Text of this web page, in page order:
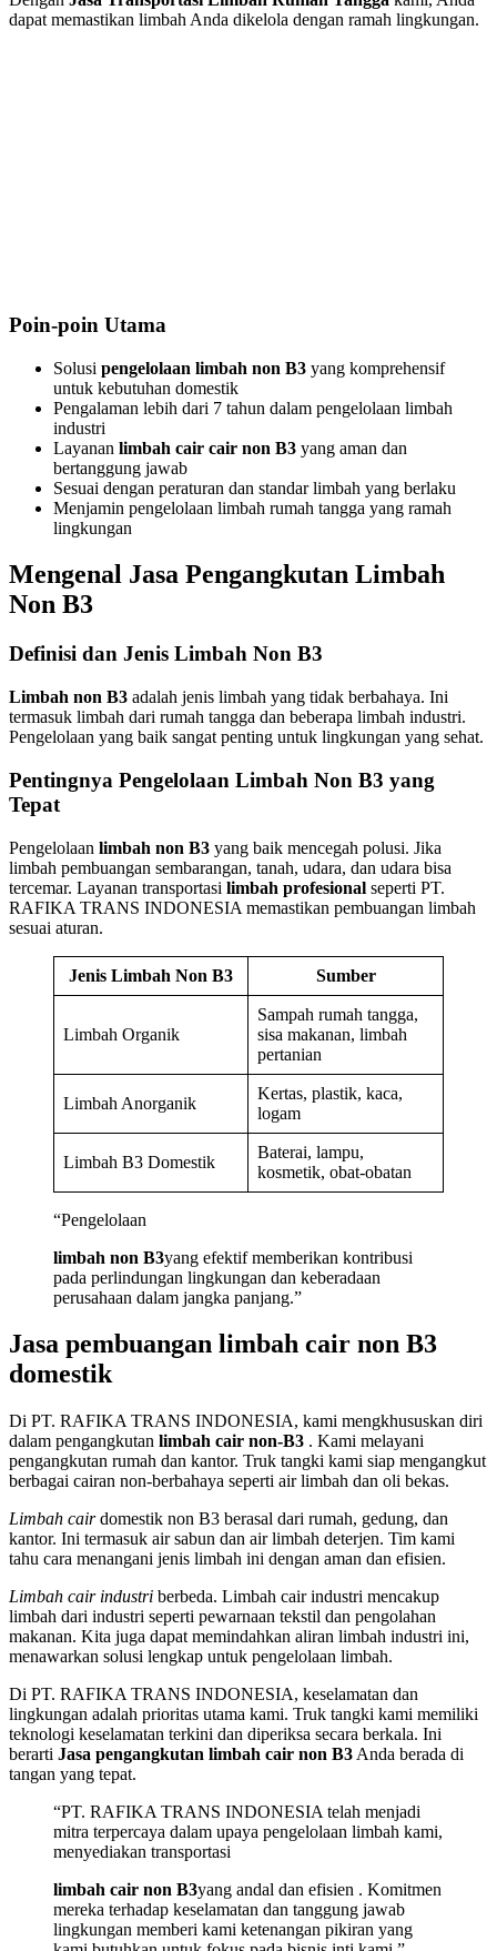
dapat memastikan limbah Anda dikelola dengan ramah lingkungan.
Poin-poin Utama
Solusi pengelolaan limbah non B3 yang komprehensif
untuk kebutuhan domestik
Pengalaman lebih dari 7 tahun dalam pengelolaan limbah
industri
Layanan limbah cair cair non B3 yang aman dan
bertanggung jawab
Sesuai dengan peraturan dan standar limbah yang berlaku
Menjamin pengelolaan limbah rumah tangga yang ramah
lingkungan
Mengenal Jasa Pengangkutan Limbah
Non B3
Definisi dan Jenis Limbah Non B3
Limbah non B3 adalah jenis limbah yang tidak berbahaya. Ini
termasuk limbah dari rumah tangga dan beberapa limbah industri.
Pengelolaan yang baik sangat penting untuk lingkungan yang sehat.
Pentingnya Pengelolaan Limbah Non B3 yang
Tepat
Pengelolaan limbah non B3 yang baik mencegah polusi. Jika
limbah pembuangan sembarangan, tanah, udara, dan udara bisa
tercemar. Layanan transportasi limbah profesional seperti PT.
RAFIKA TRANS INDONESIA memastikan pembuangan limbah
sesuai aturan.
Jenis Limbah Non B3 Sumber
Limbah Organik
Sampah rumah tangga,
sisa makanan, limbah
pertanian
Limbah Anorganik
Kertas, plastik, kaca,
logam
Limbah B3 Domestik
Baterai, lampu,
kosmetik, obat-obatan
“Pengelolaan
limbah non B3yang efektif memberikan kontribusi
pada perlindungan lingkungan dan keberadaan
perusahaan dalam jangka panjang.”
Jasa pembuangan limbah cair non B3
domestik
Di PT. RAFIKA TRANS INDONESIA, kami mengkhususkan diri
dalam pengangkutan limbah cair non-B3 . Kami melayani
pengangkutan rumah dan kantor. Truk tangki kami siap mengangkut
berbagai cairan non-berbahaya seperti air limbah dan oli bekas.
Limbah cairdomestik non B3 berasal dari rumah, gedung, dan
kantor. Ini termasuk air sabun dan air limbah deterjen. Tim kami
tahu cara menangani jenis limbah ini dengan aman dan efisien.
Limbah cair industri berbeda. Limbah cair industri mencakup
limbah dari industri seperti pewarnaan tekstil dan pengolahan
makanan. Kita juga dapat memindahkan aliran limbah industri ini,
menawarkan solusi lengkap untuk pengelolaan limbah.
Di PT. RAFIKA TRANS INDONESIA, keselamatan dan
lingkungan adalah prioritas utama kami. Truk tangki kami memiliki
teknologi keselamatan terkini dan diperiksa secara berkala. Ini
berarti Jasa pengangkutan limbah cair non B3 Anda berada di
tangan yang tepat.
“PT. RAFIKA TRANS INDONESIA telah menjadi
mitra terpercaya dalam upaya pengelolaan limbah kami,
menyediakan transportasi
limbah cair non B3yang andal dan efisien . Komitmen
mereka terhadap keselamatan dan tanggung jawab
lingkungan memberi kami ketenangan pikiran yang